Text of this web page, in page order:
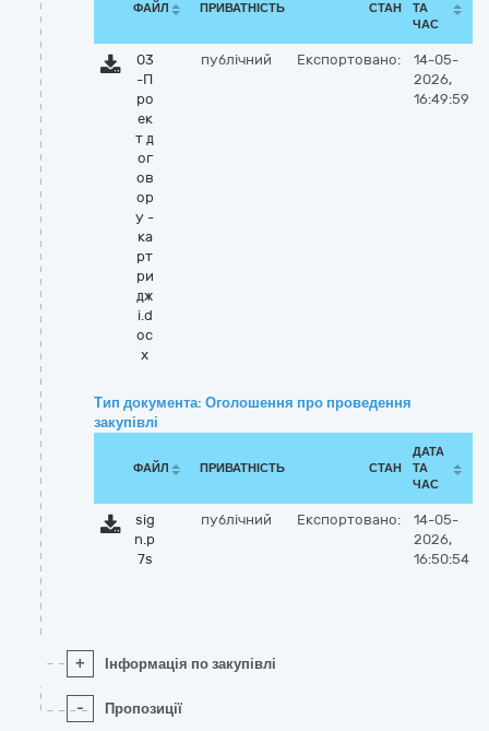
ФАЙЛ ПРИВАТНІСТЬ СТАН
ТА
ЧАС
03
-П
ро
ек
т д
ог
ов
ор
у -
ка
рт
ри
дж
і.d
oc
x
публічний Експортовано:
14-05-
2026,
16:49:59
Тип документа: Оголошення про проведення
закупівлі
ФАЙЛ ПРИВАТНІСТЬ СТАН
ДАТА
ТА
ЧАС
sig
n.p
7s
публічний Експортовано:
14-05-
2026,
16:50:54
+ Інформація по закупівлі
- Пропозиції